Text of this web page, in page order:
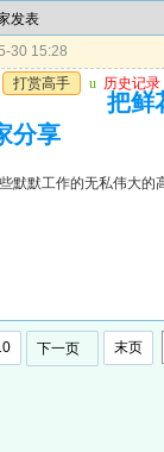
发表
30 15:28
打赏高手 u 历史记录
把鲜
分享
默默工作的无私伟大的
下一页 末页